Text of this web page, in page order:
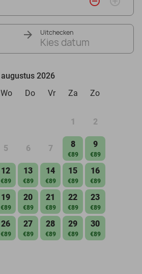
Uitchecken
Kies datum
augustus 2026
Wo Do Vr Za Zo
1 2
5 6 7 8
€89
9
€89
12
€89
13
€89
14
€89
15
€89
16
€89
19
€89
20
€89
21
€89
22
€89
23
€89
26
€89
27
€89
28
€89
29
€89
30
€89